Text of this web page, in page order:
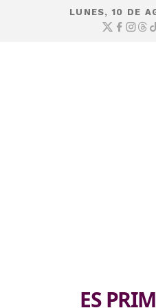
LUNES, 10 DE
ES